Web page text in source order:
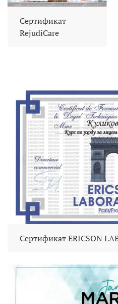
Сертификат
RejudiCare
Сертификат ERICSON